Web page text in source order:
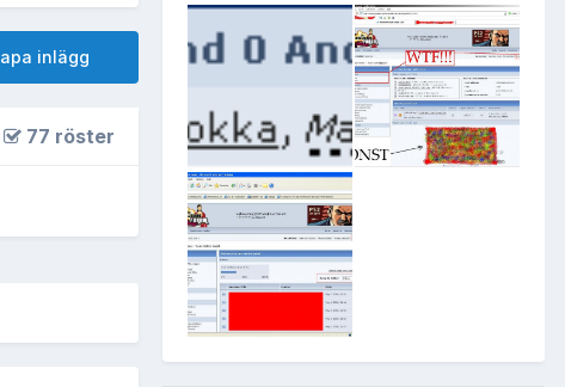
inlägg
77 röster